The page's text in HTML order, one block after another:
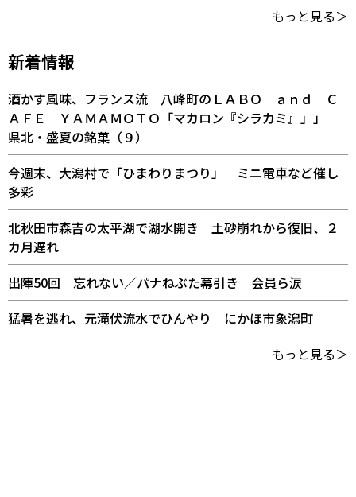
もっと見る＞
新着情報
酒かす風味、フランス流 八峰町のＬＡＢＯ ａｎｄ Ｃ
ＡＦＥ ＹＡＭＡＭＯＴＯ「マカロン『シラカミ』」」
県北・盛夏の銘菓（９）
今週末、大潟村で「ひまわりまつり」 ミニ電車など催し
多彩
北秋田市森吉の太平湖で湖水開き 土砂崩れから復旧、２
カ月遅れ
出陣50回 忘れない／パナねぶた幕引き 会員ら涙
猛暑を逃れ、元滝伏流水でひんやり にかほ市象潟町
もっと見る＞